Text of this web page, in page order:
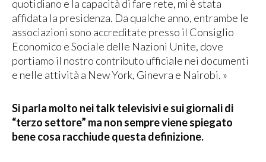
quotidiano e la capacità di fare rete, mi è stata
affidata la presidenza. Da qualche anno, entrambe le
associazioni sono accreditate presso il Consiglio
Economico e Sociale delle Nazioni Unite, dove
portiamo il nostro contributo ufficiale nei documenti
e nelle attività a New York, Ginevra e Nairobi. »
Si parla molto nei talk televisivi e sui giornali di
“terzo settore” ma non sempre viene spiegato
bene cosa racchiude questa definizione.